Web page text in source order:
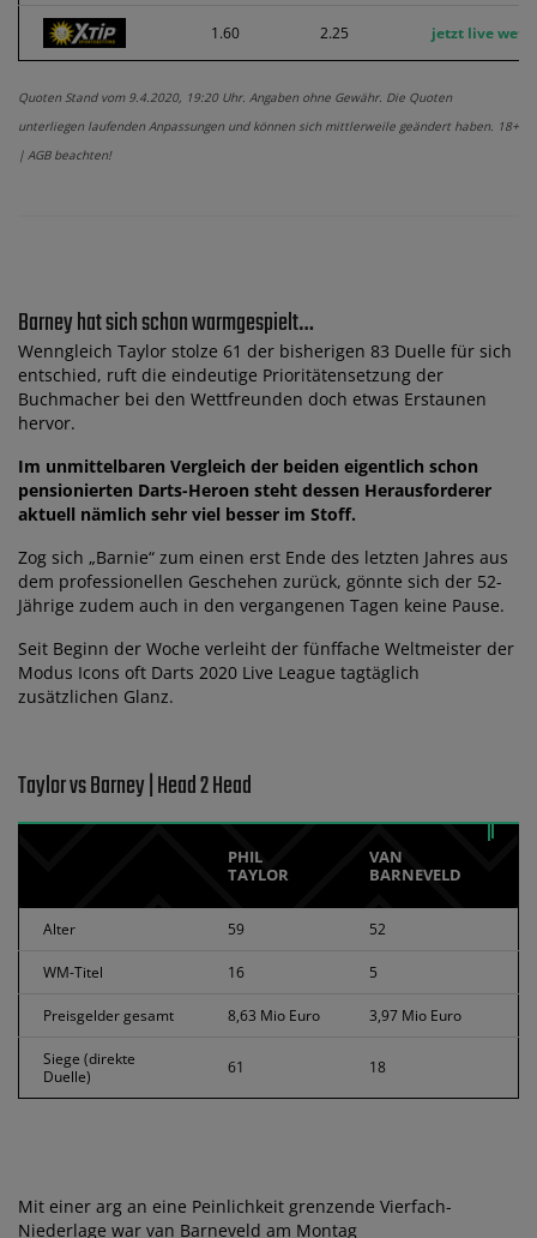
1.60 2.25 jetzt live
Quoten Stand vom 9.4.2020, 19:20 Uhr. Angaben ohne Gewähr. Die Quoten
unterliegen laufenden Anpassungen und können sich mittlerweile geändert haben. 18+
| AGB beachten!
Barney hat sich schon warmgespielt…
Wenngleich Taylor stolze 61 der bisherigen 83 Duelle für sich
entschied, ruft die eindeutige Prioritätensetzung der
Buchmacher bei den Wettfreunden doch etwas Erstaunen
hervor.
Im unmittelbaren Vergleich der beiden eigentlich schon
pensionierten Darts-Heroen steht dessen Herausforderer
aktuell nämlich sehr viel besser im Stoff.
Zog sich „Barnie“ zum einen erst Ende des letzten Jahres aus
dem professionellen Geschehen zurück, gönnte sich der 52-
Jährige zudem auch in den vergangenen Tagen keine Pause.
Seit Beginn der Woche verleiht der fünffache Weltmeister der
Modus Icons oft Darts 2020 Live League tagtäglich
zusätzlichen Glanz.
Taylor vs Barney | Head 2 Head
PHIL
TAYLOR
VAN
BARNEVELD
Alter 59 52
WM-Titel 16 5
Preisgelder gesamt 8,63 Mio Euro 3,97 Mio Euro
Siege (direkte
Duelle)
61 18
Mit einer arg an eine Peinlichkeit grenzende Vierfach-
Niederlage war van Barneveld am Montag